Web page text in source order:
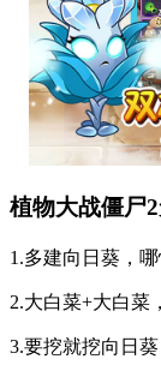
植物大战僵尸
1.多建向日葵，
2.大白菜+大白菜
3.要挖就挖向日